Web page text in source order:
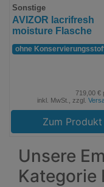
Sonstige
AVIZOR lacrifresh
moisture Flasche
ohne
719,00 €
inkl. MwSt., zzgl.
Zum Produkt
Unsere
Kategorie